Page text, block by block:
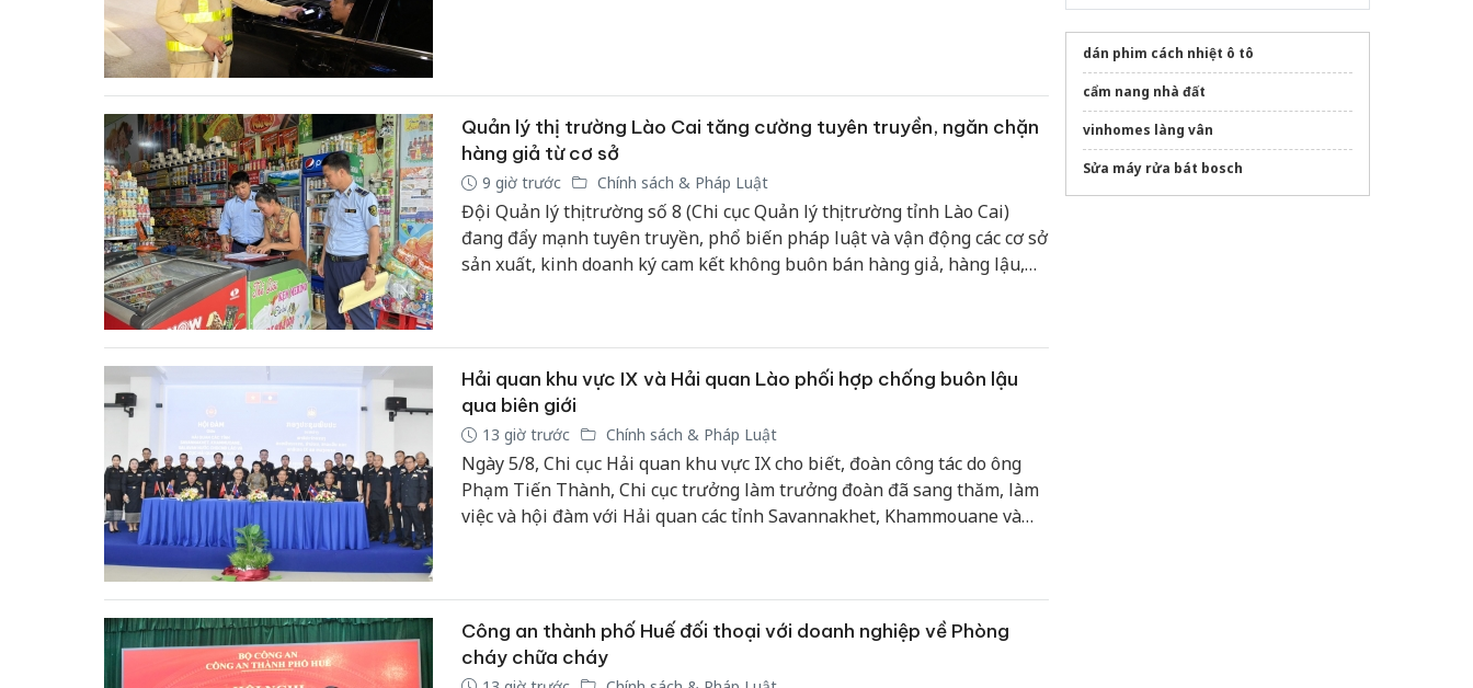
Quản lý thị trường Lào Cai tăng cường tuyên truyền, ngăn chặn
hàng giả từ cơ sở
9 giờ trước Chính sách & Pháp Luật
Đội Quản lý thị trường số 8 (Chi cục Quản lý thị trường tỉnh Lào Cai)
đang đẩy mạnh tuyên truyền, phổ biến pháp luật và vận động các cơ sở
sản xuất, kinh doanh ký cam kết không buôn bán hàng giả, hàng lậu,
kinh doanh minh bạch và bảo vệ quyền lợi người tiêu dùng.
Hải quan khu vực IX và Hải quan Lào phối hợp chống buôn lậu
qua biên giới
13 giờ trước Chính sách & Pháp Luật
Ngày 5/8, Chi cục Hải quan khu vực IX cho biết, đoàn công tác do ông
Phạm Tiến Thành, Chi cục trưởng làm trưởng đoàn đã sang thăm, làm
việc và hội đàm với Hải quan các tỉnh Savannakhet, Khammouane và
Công an thành phố Huế đối thoại với doanh nghiệp về Phòng
cháy chữa cháy
dán phim cách nhiệt ô tô
cẩm nang nhà đất
vinhomes làng vân
Sửa máy rửa bát bosch